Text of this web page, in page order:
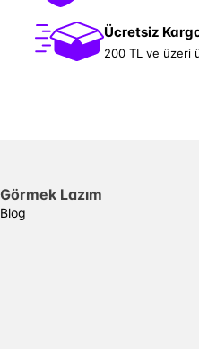
Ücretsiz
200 TL ve üzeri
Görmek Lazım
Blog